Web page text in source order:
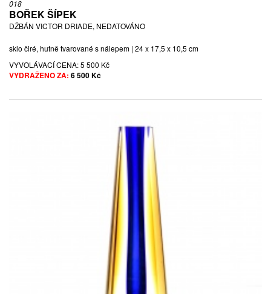
018
BOŘEK ŠÍPEK
DŽBÁN VICTOR DRIADE, NEDATOVÁNO
sklo čiré, hutně tvarované s nálepem | 24 x 17,5 x 10,5 cm
VYVOLÁVACÍ CENA:5 500 Kč
VYDRAŽENO ZA: 6 500 Kč